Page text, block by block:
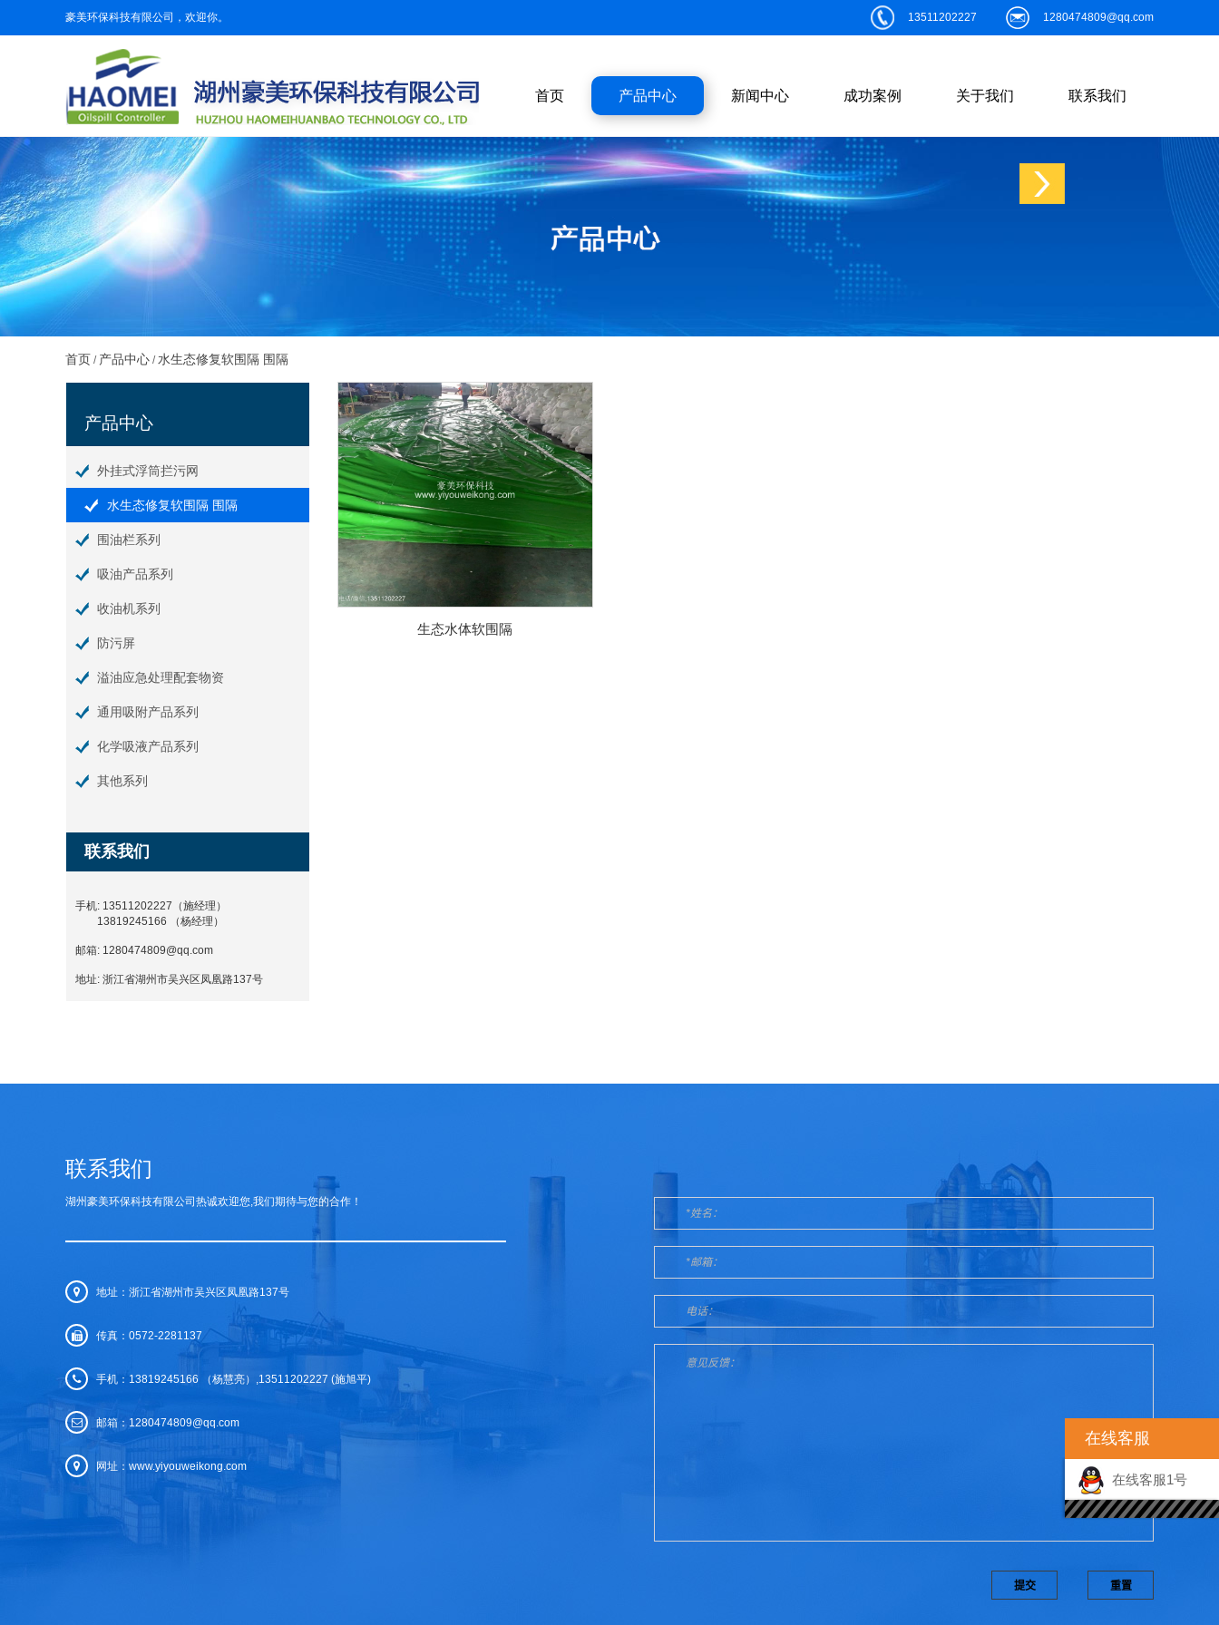
豪美环保科技有限公司，欢迎你。 13511202227 1280474809@qq.com
首页 产品中心 新闻中心 成功案例 关于我们 联系我们
首页 / 产品中心 /水生态修复软围隔 围隔
产品中心
外挂式浮筒拦污网
水生态修复软围隔 围隔
围油栏系列
吸油产品系列
收油机系列
防污屏
溢油应急处理配套物资
通用吸附产品系列
化学吸液产品系列
其他系列
联系我们
手机: 13511202227（施经理）
13819245166 （杨经理）
邮箱: 1280474809@qq.com
地址: 浙江省湖州市吴兴区凤凰路137号
生态水体软围隔
在线客服
在线客服1号
联系我们
湖州豪美环保科技有限公司热诚欢迎您,我们期待与您的合作！
地址：浙江省湖州市吴兴区凤凰路137号
传真：0572-2281137
手机：13819245166 （杨慧亮）,13511202227 (施旭平)
邮箱：1280474809@qq.com
网址： www.yiyouweikong.com